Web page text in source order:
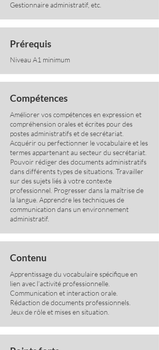
Gestionnaire administratif, etc.
Prérequis
Niveau A1 minimum
Compétences
Améliorer vos compétences en expression et
compréhension orales et écrites pour des
postes administratifs et de secrétariat.
Acquérir ou perfectionner le vocabulaire et les
termes appartenant au secteur du secrétariat.
Pouvoir rédiger des documents administratifs
dans différents types de situations. Travailler
sur des sujets liés à votre contexte
professionnel. Progresser dans la maîtrise de
la langue. Apprendre les techniques de
communication dans un environnement
administratif.
Contenu
Apprentissage du vocabulaire spécifique en
lien avec l’activité professionnelle.
Communication et interaction orale.
Rédaction de documents professionnels.
Jeux de rôle et mises en situation.